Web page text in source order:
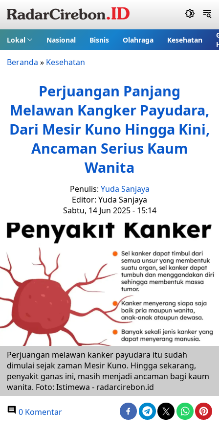
Lokal Nasional Bisnis Olahraga Kesehatan
Beranda » Kesehatan
Perjuangan Panjang
Melawan Kangker Payudara,
Dari Mesir Kuno Hingga Kini,
Ancaman Serius Kaum
Wanita
Penulis: Yuda Sanjaya
Editor: Yuda Sanjaya
Sabtu, 14 Jun 2025 - 15:14
Perjuangan melawan kanker payudara itu sudah
dimulai sejak zaman Mesir Kuno. Hingga sekarang,
penyakit ganas ini, masih menjadi ancaman bagi kaum
wanita. Foto: Istimewa - radarcirebon.id
0 Komentar